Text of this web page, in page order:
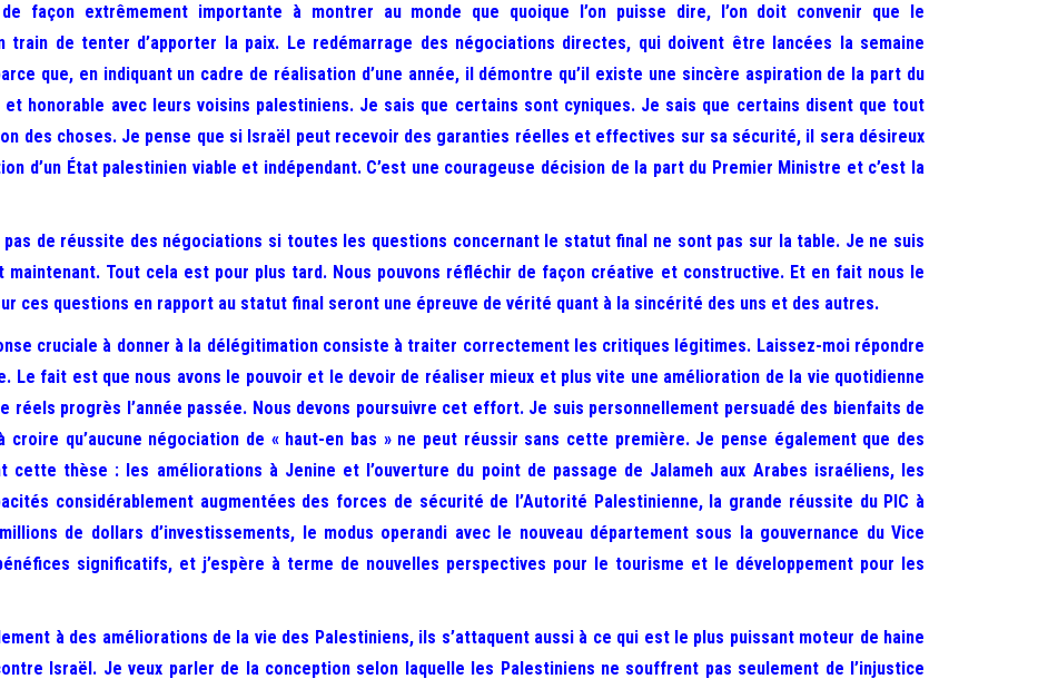
façon extrêmement importante à montrer au monde que quoique l’on puisse dire, l’on doit convenir que le
train de tenter d’apporter la paix. Le redémarrage des négociations directes, qui doivent être lancées la semaine
que, en indiquant un cadre de réalisation d’une année, il démontre qu’il existe une sincère aspiration de la part du
et honorable avec leurs voisins palestiniens. Je sais que certains sont cyniques. Je sais que certains disent que tout
des choses. Je pense que si Israël peut recevoir des garanties réelles et effectives sur sa sécurité, il sera désireux
d’un État palestinien viable et indépendant. C’est une courageuse décision de la part du Premier Ministre et c’est la
pas de réussite des négociations si toutes les questions concernant le statut final ne sont pas sur la table. Je ne suis
Tout cela est pour plus tard. Nous pouvons réfléchir de façon créative et constructive. Et en fait nous le
ces questions en rapport au statut final seront une épreuve de vérité quant à la sincérité des uns et des autres.
cruciale à donner à la délégitimation consiste à traiter correctement les critiques légitimes. Laissez-moi répondre
Le fait est que nous avons le pouvoir et le devoir de réaliser mieux et plus vite une amélioration de la vie quotidienne
réels progrès l’année passée. Nous devons poursuivre cet effort. Je suis personnellement persuadé des bienfaits de
croire qu’aucune négociation de « haut-en bas » ne peut réussir sans cette première. Je pense également que des
cette thèse : les améliorations à Jenine et l’ouverture du point de passage de Jalameh aux Arabes israéliens, les
considérablement augmentées des forces de sécurité de l’Autorité Palestinienne, la grande réussite du PIC à
de dollars d’investissements, le modus operandi avec le nouveau département sous la gouvernance du Vice
significatifs, et j’espère à terme de nouvelles perspectives pour le tourisme et le développement pour les
à des améliorations de la vie des Palestiniens, ils s’attaquent aussi à ce qui est le plus puissant moteur de haine
Israël. Je veux parler de la conception selon laquelle les Palestiniens ne souffrent pas seulement de l’injustice